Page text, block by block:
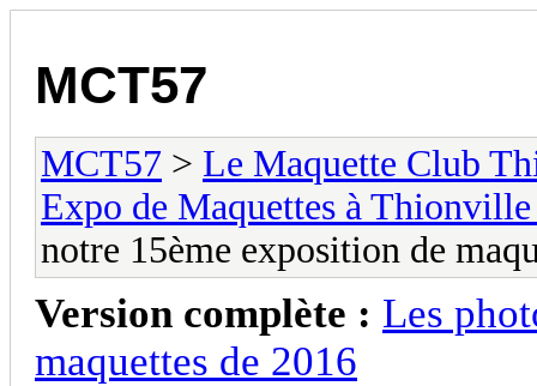
MCT57
MCT57 > Le Maquette Club
Expo de Maquettes à
notre 15ème exposition de
Version complète : Les
maquettes de 2016